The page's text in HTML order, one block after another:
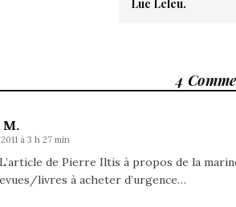
Luc Leleu.
4
M.
à 3 h 27 min
de Pierre Iltis à propos de la
livres à acheter d’urgence…